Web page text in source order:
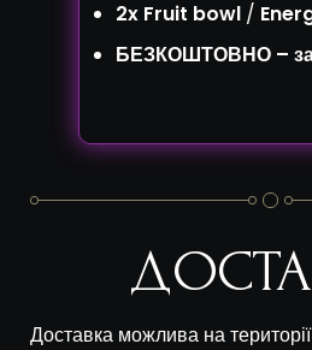
2x Fruit bowl /
БЕЗКОШТОВНО –
Доставка можлива на